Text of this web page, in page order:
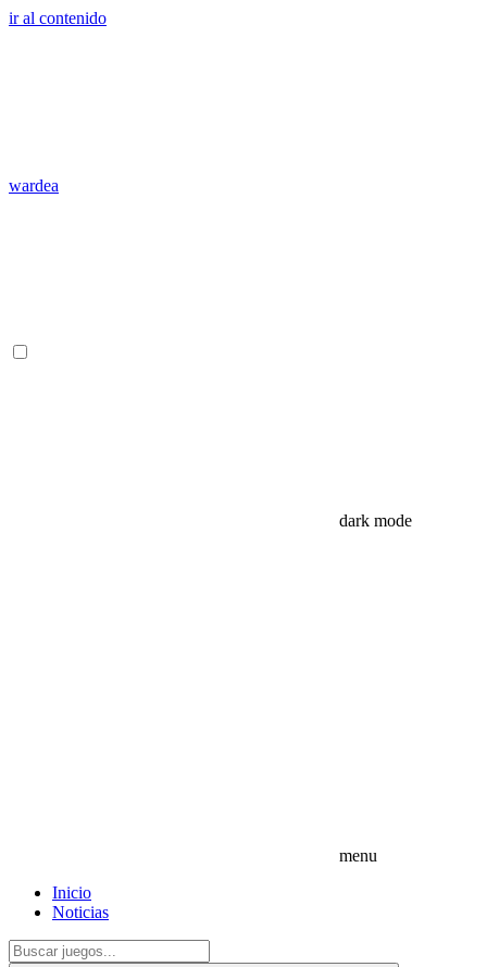
ir al contenido
wardea
dark mode
menu
Inicio
Noticias